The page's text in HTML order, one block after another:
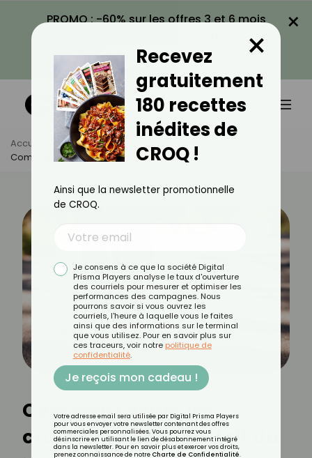
PROMO : -60% sur les offres 3 et 6 mois
VOIR LA PROMO
×
Accueil Actus
Sport
Comment Éviter Les Crampes Quand On Fait Du Sport ?
Comment éviter les
crampes quand on fait du
Recevez
gratuitement
180 recettes
inédites de
CROQ !
×
Ainsi que la newsletter promotionnelle
de CROQ.
Je consens à ce que la société Digital
Prisma Players analyse le taux d'ouverture
des courriels pour mesurer et optimiser les
performances des campagnes. Nous
pourrons savoir si vous ouvrez les
courriels, l'heure à laquelle vous le faites
ainsi que des informations sur le terminal
que vous utilisez. Pour en savoir plus sur
ces traceurs, voir notre politique de
confidentialité.
Je reçois mon cadeau !
Votre adresse email sera utilisée par Digital Prisma Players
pour vous envoyer votre newsletter contenant des offres
commerciales personnalisées. Vous pourrez vous
désinscrire en utilisant le lien de désabonnement intégré
dans la newsletter. Pour en savoir plus et exercer vos droits,
prenez connaissance de notre Charte de Confidentialité.